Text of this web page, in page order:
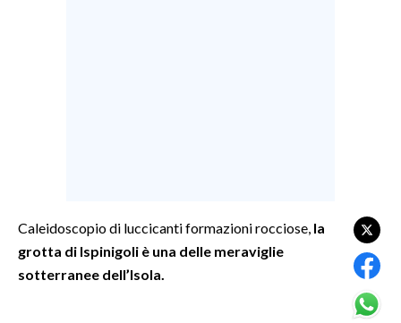
GOSSIP
Caleidoscopio di luccicanti formazioni rocciose, la
grotta di Ispinigoli è una delle meraviglie
sotterranee dell’Isola.